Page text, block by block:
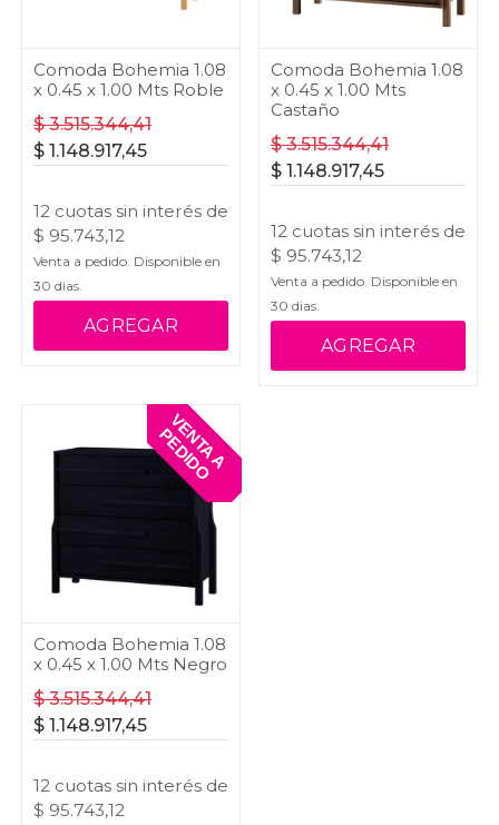
Comoda Bohemia 1.08
x 0.45 x 1.00 Mts Roble
$3.515.344,41
$ 1.148.917,45
12 cuotas sin interés de
$ 95.743,12
Venta a pedido. Disponible en
30 dias.
AGREGAR
Comoda Bohemia 1.08
x 0.45 x 1.00 Mts
Castaño
$3.515.344,41
$ 1.148.917,45
12 cuotas sin interés de
$ 95.743,12
Venta a pedido. Disponible en
30 dias.
AGREGAR
Comoda Bohemia 1.08
x 0.45 x 1.00 Mts Negro
$3.515.344,41
$ 1.148.917,45
12 cuotas sin interés de
$ 95.743,12
V
E
N
T
A
A
P
E
D
I
D
O